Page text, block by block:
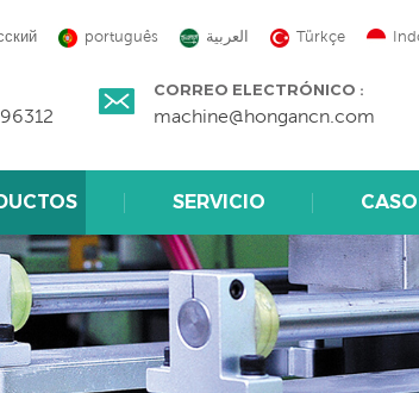
português العربية Türkçe
CORREO ELECTRÓNICO :
machine@hongancn.com
SERVICIO CASO